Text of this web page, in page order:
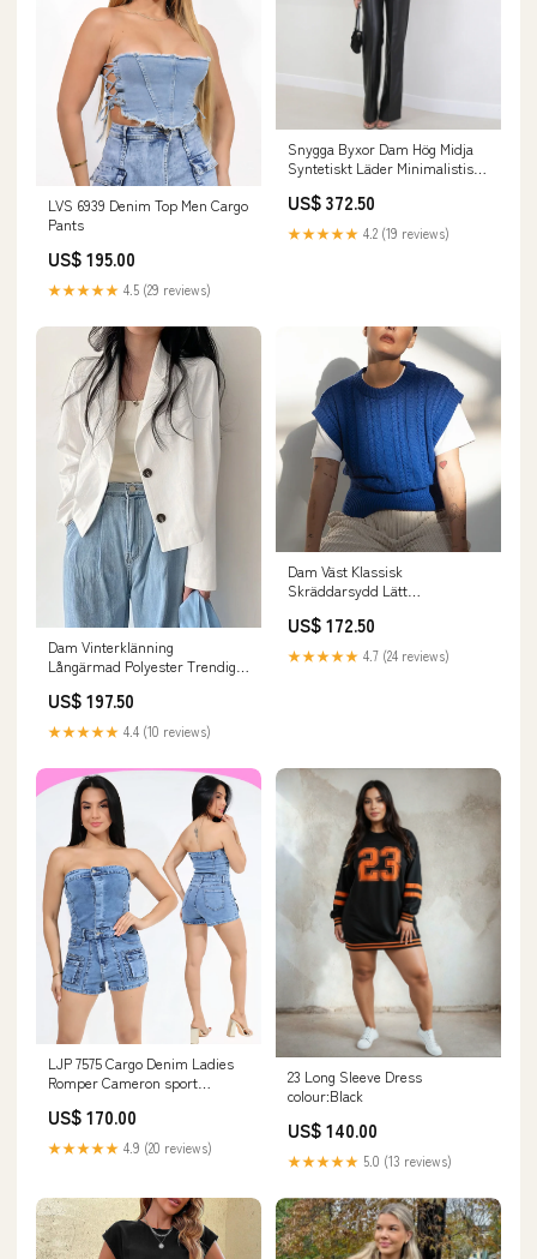
LVS 6939 Denim Top Men Cargo
Pants
US$ 195.00
★★★★★ 4.5 (29 reviews)
Snygga Byxor Dam Hög Midja
Syntetiskt Läder Minimalistisk
US$ 372.50
★★★★★ 4.2 (19 reviews)
Dam Vinterklänning
Långärmad Polyester Trendig
US$ 197.50
★★★★★ 4.4 (10 reviews)
Dam Väst Klassisk
Skräddarsydd Lätt
US$ 172.50
★★★★★ 4.7 (24 reviews)
LJP 7575 Cargo Denim Ladies
Romper Cameron sport
US$ 170.00
★★★★★ 4.9 (20 reviews)
23 Long Sleeve Dress
colour:Black
US$ 140.00
★★★★★ 5.0 (13 reviews)